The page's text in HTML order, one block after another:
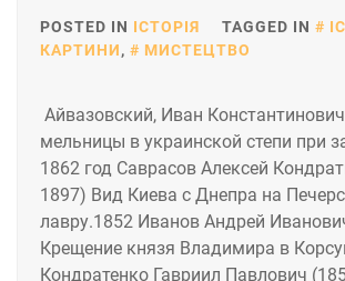
POSTED IN ІСТОРІЯ TAGGED IN
КАРТИНИ, МИСТЕЦТВО
Айвазовский, Иван
мельницы в украинской степи при
1862 год Саврасов Алексей
1897) Вид Киева с Днепра на
лавру.1852 Иванов Андрей
Крещение князя Владимира в
Кондратенко Гавриил Павлович